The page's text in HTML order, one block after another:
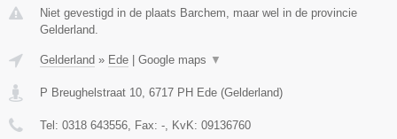
Niet gevestigd in de plaats Barchem, maar wel in de provincie
Gelderland.
Gelderland » Ede Google maps ▼
P Breughelstraat 10 6717 PH Ede (Gelderland)
Tel: 0318 643556 , Fax: - , KvK: 09136760